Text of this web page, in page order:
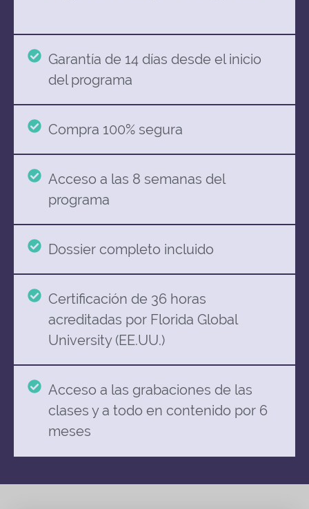
Garantía de 14 días desde el inicio
del programa
Compra 100% segura
Acceso a las 8 semanas del
programa
Dossier completo incluido
Certificación de 36 horas
acreditadas por Florida Global
University (EE.UU.)
Acceso a las grabaciones de las
clases y a todo en contenido por 6
meses